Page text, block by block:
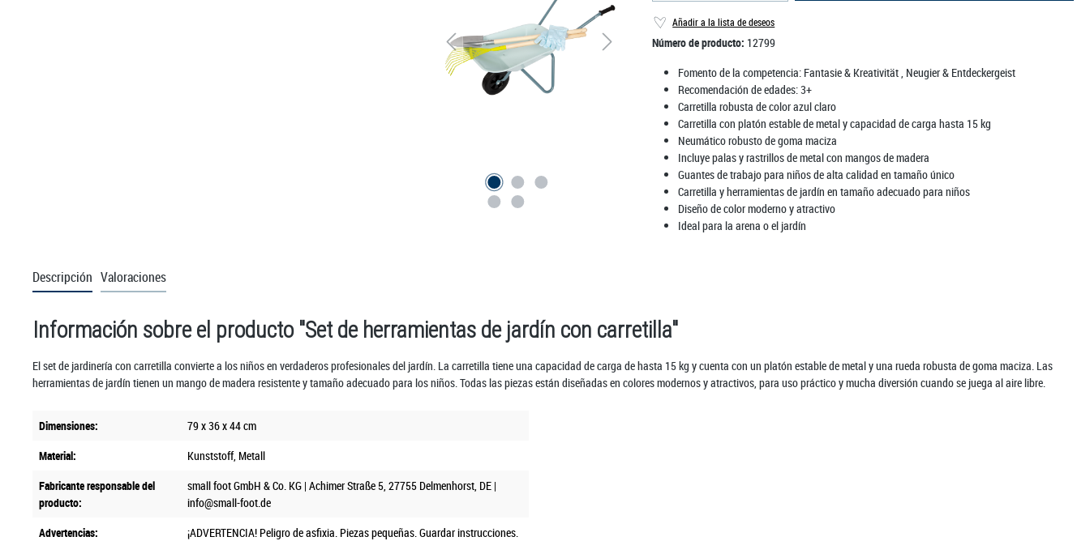
Añadir a la lista de deseos
Número de producto: 12799
Fomento de la competencia: Fantasie & Kreativität , Neugier & Entdeckergeist
Recomendación de edades:3+
Carretilla robusta de color azul claro
Carretilla con platón estable de metal y capacidad de carga hasta 15 kg
Neumático robusto de goma maciza
Incluye palas y rastrillos de metal con mangos de madera
Guantes de trabajo para niños de alta calidad en tamaño único
Carretilla y herramientas de jardín en tamaño adecuado para niños
Diseño de color moderno y atractivo
Ideal para la arena o el jardín
Descripción Valoraciones
Información sobre el producto "Set de herramientas de jardín con carretilla"
El set de jardinería con carretilla convierte a los niños en verdaderos profesionales del jardín. La carretilla tiene una capacidad de carga de hasta 15 kg y cuenta con un platón estable de metal y una rueda robusta de goma maciza. Las
herramientas de jardín tienen un mango de madera resistente y tamaño adecuado para los niños. Todas las piezas están diseñadas en colores modernos y atractivos, para uso práctico y mucha diversión cuando se juega al aire libre.
Dimensiones:
79 x 36 x 44 cm
Material:
Kunststoff, Metall
Fabricante responsable del
producto:
small foot GmbH & Co. KG | Achimer Straße 5, 27755 Delmenhorst, DE |
info@small-foot.de
Advertencias:
¡ADVERTENCIA! Peligro de asfixia. Piezas pequeñas. Guardar instrucciones.